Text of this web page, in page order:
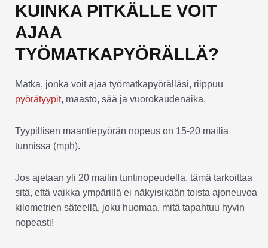
KUINKA PITKÄLLE VOIT
AJAA
TYÖMATKAPYÖRÄLLÄ?
Matka, jonka voit ajaa työmatkapyörälläsi, riippuu
pyörätyypit, maasto, sää ja vuorokaudenaika.
Tyypillisen maantiepyörän nopeus on 15-20 mailia
tunnissa (mph).
Jos ajetaan yli 20 mailin tuntinopeudella, tämä tarkoittaa
sitä, että vaikka ympärillä ei näkyisikään toista ajoneuvoa
kilometrien säteellä, joku huomaa, mitä tapahtuu hyvin
nopeasti!